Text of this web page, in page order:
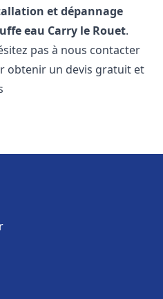
et dépannage
eau Carry le Rouet.
pas à nous contacter
obtenir un devis gratuit et